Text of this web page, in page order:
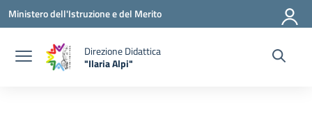
Vai ai contenuti
Vai al menu di navigazione
Vai al footer
Ministero dell'Istruzione e del Merito
Direzione Didattica
"Ilaria Alpi"